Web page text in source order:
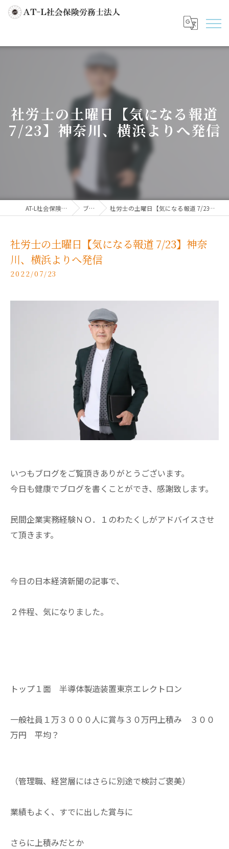
社労士の土曜日【気になる報道
7/23】神奈川、横浜よりへ発信
AT-L社会保険労務士法人 ブログ 社労士の土曜日【気になる報道 7/23】神奈川、横浜よりへ発信
社労士の土曜日【気になる報道 7/23】神奈
川、横浜よりへ発信
2022/07/23
いつもブログをご覧頂きありがとうございます。
今日も健康でブログを書くことができ、感謝致します。
民間企業実務経験ＮＯ．１のわたくしがアドバイスさせ
て頂きます。
今日の日本経済新聞の記事で、
２件程、気になりました。
トップ１面 半導体製造装置東京エレクトロン
一般社員１万３０００人に賞与３０万円上積み ３００
万円 平均？
（管理職、経営層にはさらに別途で検討ご褒美）
業績もよく、すでに出した賞与に
さらに上積みだとか